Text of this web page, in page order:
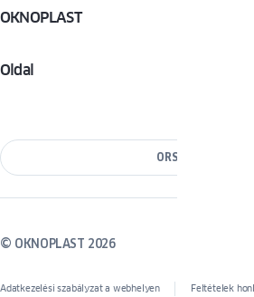
OKNOPLAST
Oldal
ORSZÁG VÁLTÁSA
© OKNOPLAST 2026
Adatkezelési szabályzat a webhelyen Feltételek